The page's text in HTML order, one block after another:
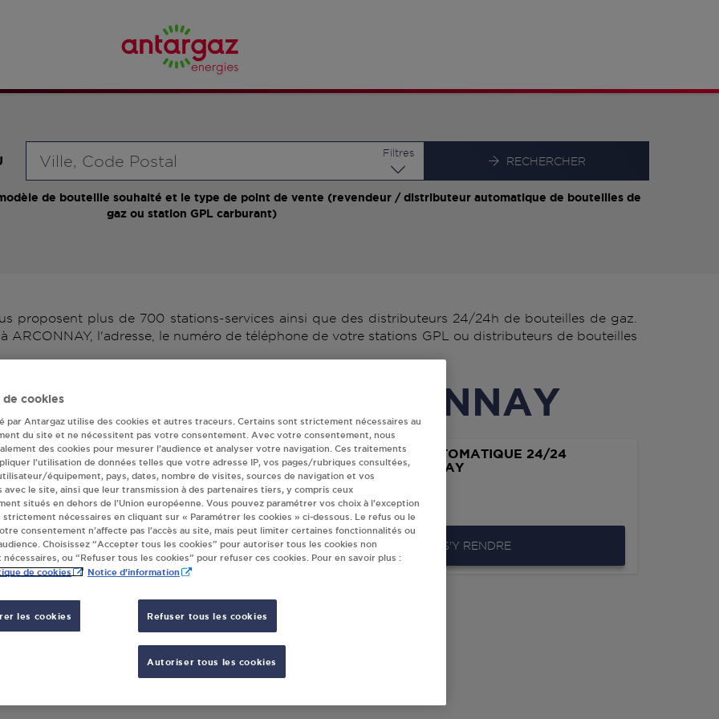
Filtres
RECHERCHER
de bouteille souhaité et le type de point de vente (revendeur / distributeur automatique de bouteilles de
gaz ou station GPL carburant)
proposent plus de 700 stations-services ainsi que des distributeurs 24/24h de bouteilles de gaz.
ARCONNAY, l'adresse, le numéro de téléphone de votre stations GPL ou distributeurs de bouteilles
Antargaz à ARCONNAY
ALENCON DISTRIBUTION
DU MANS
ARCONNAY
S'Y RENDRE
DISTRIBUTEUR AUTOMATIQUE 24/24
LECLERC ARCONNAY
ROUTE DU MANS
72610ARCONNAY
S'Y RENDRE
de cookies
par Antargaz utilise des cookies et autres traceurs. Certains sont strictement nécessaires au
du site et ne nécessitent pas votre consentement. Avec votre consentement, nous
des cookies pour mesurer l’audience et analyser votre navigation. Ces traitements
l’utilisation de données telles que votre adresse IP, vos pages/rubriques consultées,
équipement, pays, dates, nombre de visites, sources de navigation et vos
avec le site, ainsi que leur transmission à des partenaires tiers, y compris ceux
situés en dehors de l’Union européenne. Vous pouvez paramétrer vos choix à l’exception
strictement nécessaires en cliquant sur « Paramétrer les cookies » ci-dessous. Le refus ou le
consentement n’affecte pas l’accès au site, mais peut limiter certaines fonctionnalités ou
Choisissez “Accepter tous les cookies” pour autoriser tous les cookies non
ou “Refuser tous les cookies” pour refuser ces cookies. Pour en savoir plus :
de cookies Notice d'information
les cookies Refuser tous les cookies
Autoriser tous les cookies